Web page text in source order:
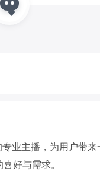
业主播，为用户带
好与需求。